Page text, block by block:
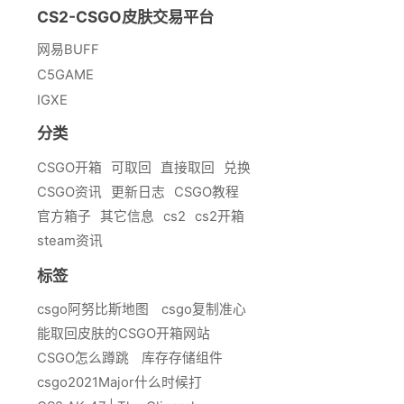
CS2-CSGO皮肤交易平台
网易BUFF
C5GAME
IGXE
分类
CSGO开箱 可取回 直接取回
兑换
CSGO资讯
更新日志
CSGO教程
官方箱子
其它信息 cs2
cs2开箱
steam资讯
标签
csgo阿努比斯地图
csgo复制准心
能取回皮肤的CSGO开箱网站
CSGO怎么蹲跳
库存存储组件
csgo2021Major什么时候打